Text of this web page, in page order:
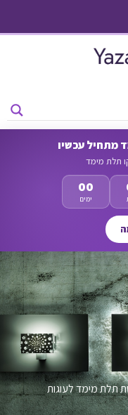
תלת מימד
00
ימים
מימד לעוגות